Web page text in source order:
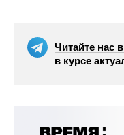
Читайте нас
в курсе